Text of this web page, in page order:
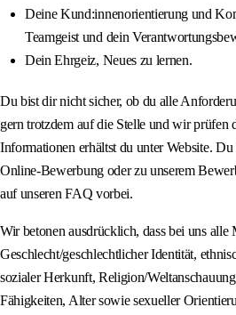
Deine Kund:innenorientierung und
Teamgeist und dein
Dein Ehrgeiz, Neues zu lernen.
Du bist dir nicht sicher, ob du alle
gern trotzdem auf die Stelle und wir prüfen
Informationen erhältst du unter Website.
Online-Bewerbung oder zu unserem
auf unseren FAQ vorbei.
Wir betonen ausdrücklich, dass bei uns alle
Geschlecht/geschlechtlicher Identität,
sozialer Herkunft, Religion/
Fähigkeiten, Alter sowie sexueller